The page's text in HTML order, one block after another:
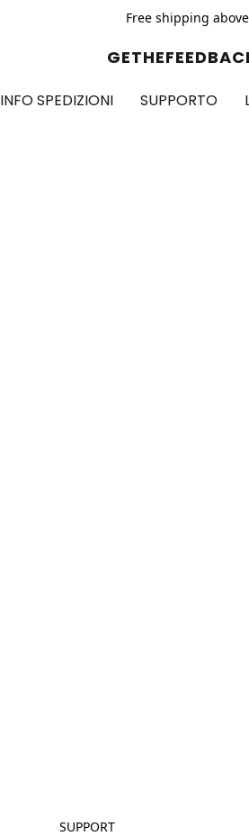
Free shipping
INFO SPEDIZIONI SUPPORTO
SUPPORT